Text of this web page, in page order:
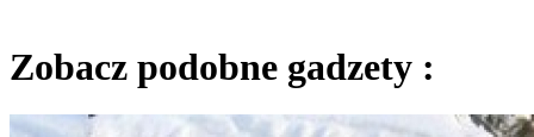
Zobacz podobne gadzety :